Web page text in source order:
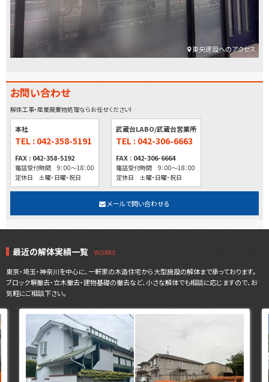
東央建設へのアクセス
お問い合わせ
解体工事・産業廃棄物処理ならお任せください!
本社
TEL : 042-358-5191
FAX : 042-358-5192
電話受付時間 9：00～18：00
定休日 土曜・日曜・祝日
武蔵台LABO/武蔵台営業所
TEL : 042-306-6663
FAX : 042-306-6664
電話受付時間 9：00～18：00
定休日 土曜・日曜・祝日
メールで問い合わせる
最近の解体実績一覧
東京・埼玉・神奈川を中心に、一軒家の木造住宅から大型施設の解体まで承っております。
ブロック塀撤去・立木撤去・建物基礎の撤去など、小さな解体でも相談に応じますので、お
気軽にご相談下さい。